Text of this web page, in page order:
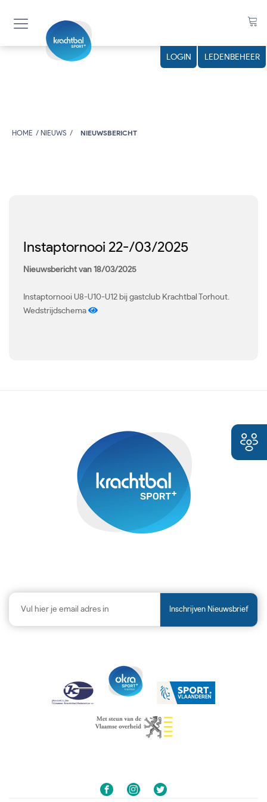
LOGIN LEDENBEHEER
HOME NIEUWS NIEUWSBERICHT
Instaptornooi 22-/03/2025
Nieuwsbericht van 18/03/2025
Instaptornooi U8-U10-U12 bij gastclub Krachtbal Torhout.
Wedstrijdschema
Inschrijven Nieuwsbrief